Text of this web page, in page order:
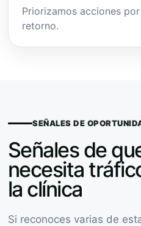
Priorizamos acciones
retorno.
SEÑALES DE
Señales de
necesita
la clínica
Si reconoces varias de